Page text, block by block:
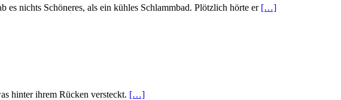
es nichts Schöneres, als ein kühles Schlammbad. Plötzlich hörte er […]
hinter ihrem Rücken versteckt. […]